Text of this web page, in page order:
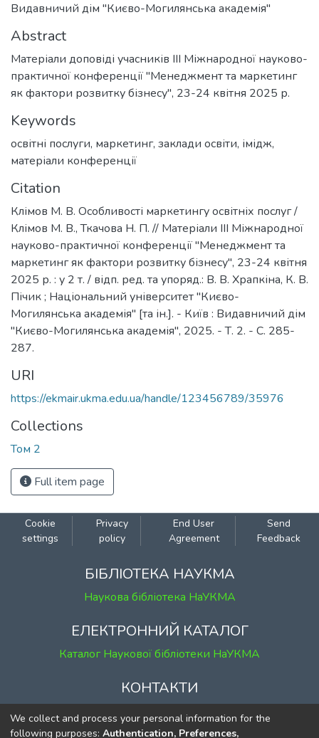
Видавничий дім "Києво-Могилянська академія"
Abstract
Матеріали доповіді учасників III Міжнародної науково-
практичної конференції "Менеджмент та маркетинг
як фактори розвитку бізнесу", 23-24 квітня 2025 р.
Keywords
освітні послуги, маркетинг, заклади освіти, імідж,
матеріали конференції
Citation
Клімов М. В. Особливості маркетингу освітніх послуг /
Клімов М. В., Ткачова Н. П. // Матеріали ІІІ Міжнародної
науково-практичної конференції "Менеджмент та
маркетинг як фактори розвитку бізнесу", 23-24 квітня
2025 р. : у 2 т. / відп. ред. та упоряд.: В. В. Храпкіна, К. В.
Пічик ; Національний університет "Києво-
Могилянська академія" [та ін.]. - Київ : Видавничий дім
"Києво-Могилянська академія", 2025. - Т. 2. - С. 285-
287.
URI
https://ekmair.ukma.edu.ua/handle/123456789/35976
Collections
Том 2
Full item page
Cookie
settings
Privacy
policy
End User
Agreement
Send
Feedback
БІБЛІОТЕКА НАУКМА
Наукова бібліотека НаУКМА
ЕЛЕКТРОННИЙ КАТАЛОГ
Каталог Наукової бібліотеки НаУКМА
КОНТАКТИ
м. Київ, вул. Григорія Сковороди, 2
к. 1, к. 120
We collect and process your personal information for the
following purposes: Authentication, Preferences,